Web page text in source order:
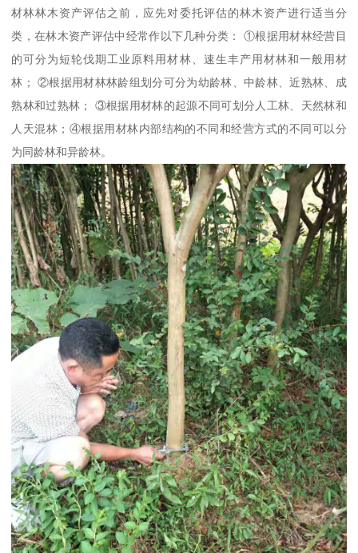
材林林木资产评估之前，应先对委托评估的林木资产进行适当分
类，在林木资产评估中经常作以下几种分类： ①根据用材林经营目
的可分为短轮伐期工业原料用材林、速生丰产用材林和一般用材
林； ②根据用材林林龄组划分可分为幼龄林、中龄林、近熟林、成
熟林和过熟林； ③根据用材林的起源不同可划分人工林、天然林和
人天混林；④根据用材林内部结构的不同和经营方式的不同可以分
为同龄林和异龄林。